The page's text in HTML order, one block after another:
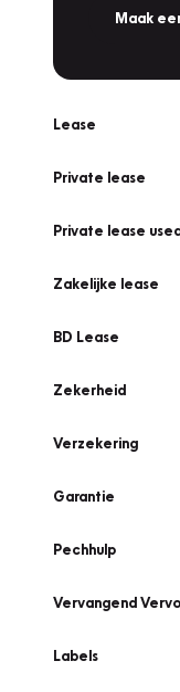
Maak
Lease
Private lease
Private lease
Zakelijke lease
BD Lease
Zekerheid
Verzekering
Garantie
Pechhulp
Vervangend
Labels